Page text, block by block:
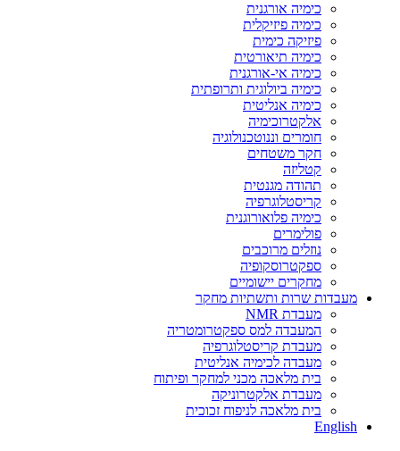
כימיה אורגנית
כימיה פיזיקלית
פיזיקה כימית
כימיה תיאורטית
כימיה אי-אורגנית
כימיה ביולוגית ותרופתית
כימיה אנליטית
אלקטרוכימיה
חומרים וננוטכנולוגיה
חקר משטחים
קטליזה
תהודה מגנטית
קריסטלוגרפיה
כימיה פלואורוגנית
פולימרים
נוזלים מרוכבים
ספקטרוסקופיה
מחקרים יישומיים
מעבדות שרות ותשתיות מחקר
מעבדת NMR
המעבדה למס ספקטרומטריה
מעבדת קריסטלוגרפיה
מעבדה לכימיה אנליטית
בית מלאכה מכני למחקר ופיתוח
מעבדת אלקטרוניקה
בית מלאכה לניפוח זכוכית
English